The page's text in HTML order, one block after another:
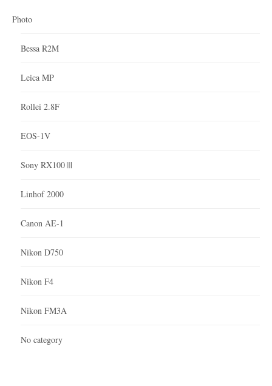
Photo
Bessa R2M
Leica MP
Rollei 2.8F
EOS-1V
Sony RX100Ⅲ
Linhof 2000
Canon AE-1
Nikon D750
Nikon F4
Nikon FM3A
No category